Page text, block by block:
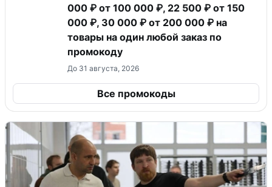
000 ₽ от 100 000 ₽, 22 500 ₽ от 150
000 ₽, 30 000 ₽ от 200 000 ₽ на
товары на один любой заказ по
промокоду
До 31 августа, 2026
Все промокоды